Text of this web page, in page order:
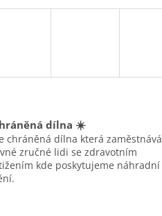
dílna ☀️
chráněná dílna která zaměstnává
zručné lidi se zdravotním
kde poskytujeme náhradní